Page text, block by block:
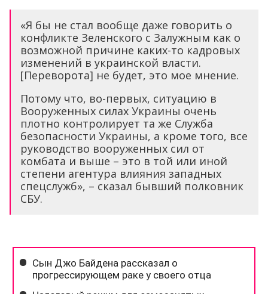
«Я бы не стал вообще даже говорить о
конфликте Зеленского с Залужным как о
возможной причине каких-то кадровых
изменений в украинской власти.
[Переворота] не будет, это мое мнение.
Потому что, во-первых, ситуацию в
Вооруженных силах Украины очень
плотно контролирует та же Служба
безопасности Украины, а кроме того, все
руководство вооруженных сил от
комбата и выше – это в той или иной
степени агентура влияния западных
спецслужб», – сказал бывший полковник
СБУ.